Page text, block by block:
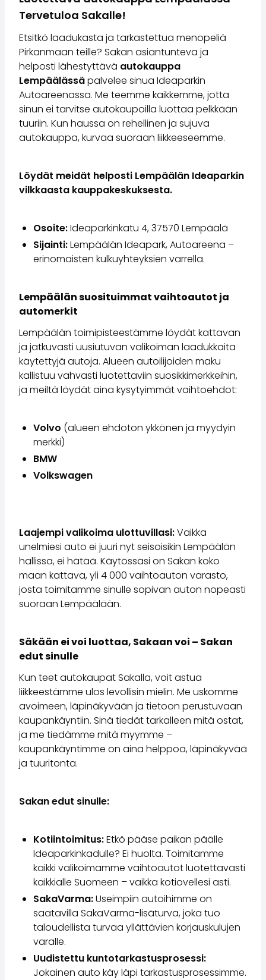
Farmariautot
Vetoautot
Pakettiautot
Hyötyajoneuvot
Huutokauppa-autot
Edulliset autot
Saka Select
Automerkit
Audi
Mercedes-Benz
Tesla
Toyota
Volkswagen
Myy autosi
Myy autosi
Myy yrityksen auto
Artikkeleita auton myyntiin liittyen
Muista nämä kun myyt auton!
Miten säilytän autoni arvon?
Tuotteet ja palvelut
SakaKasko
Rahoitus
Kotiintoimitus
SakaVarma hyötyajoneuvoille
Auton ostaminen etänä
Saka Select
Uutiset ja kampanjat
Toimipisteet
Yritys
Saka Finland Oy
Yhteydenotto
Rekrytointi
Laskutustiedot
Medialle
Kokemuksia Sakasta
Reklamaatiot
Tervetuloa Sakalle!
Etsitkö laadukasta ja tarkastettua menopeliä
Pirkanmaan teille? Sakan asiantunteva ja
helposti lähestyttävä autokauppa
Lempäälässäpalvelee sinua Ideaparkin
Autoareenassa. Me teemme kaikkemme, jotta
sinun ei tarvitse autokaupoilla luottaa pelkkään
tuuriin. Kun haussa on rehellinen ja sujuva
autokauppa, kurvaa suoraan liikkeeseemme.
Löydät meidät helposti Lempäälän Ideaparkin
vilkkaasta kauppakeskuksesta.
Osoite:Ideaparkinkatu 4, 37570 Lempäälä
Sijainti:Lempäälän Ideapark, Autoareena –
erinomaisten kulkuyhteyksien varrella.
Lempäälän suosituimmat vaihtoautot ja
automerkit
Lempäälän toimipisteestämme löydät kattavan
ja jatkuvasti uusiutuvan valikoiman laadukkaita
käytettyjä autoja. Alueen autoilijoiden maku
kallistuu vahvasti luotettaviin suosikkimerkkeihin,
ja meiltä löydät aina kysytyimmät vaihtoehdot:
Volvo (alueen ehdoton ykkönen ja myydyin
merkki)
BMW
Volkswagen
Laajempi valikoima ulottuvillasi:Vaikka
unelmiesi auto ei juuri nyt seisoisikin Lempäälän
hallissa, ei hätää. Käytössäsi on Sakan koko
maan kattava, yli 4 000 vaihtoauton varasto,
josta toimitamme sinulle sopivan auton nopeasti
suoraan Lempäälään.
Säkään ei voi luottaa, Sakaan voi – Sakan
edut sinulle
Kun teet autokaupat Sakalla, voit astua
liikkeestämme ulos levollisin mielin. Me uskomme
avoimeen, läpinäkyvään ja tietoon perustuvaan
kaupankäyntiin. Sinä tiedät tarkalleen mitä ostat,
ja me tiedämme mitä myymme –
kaupankäyntimme on aina helppoa, läpinäkyvää
ja tuuritonta.
Sakan edut sinulle:
Kotiintoimitus:Etkö pääse paikan päälle
Ideaparkinkadulle? Ei huolta. Toimitamme
kaikki valikoimamme vaihtoautot luotettavasti
kaikkialle Suomeen – vaikka kotiovellesi asti.
SakaVarma:Useimpiin autoihimme on
saatavilla SakaVarma-lisäturva, joka tuo
taloudellista turvaa yllättävien korjauskulujen
varalle.
Uudistettu kuntotarkastusprosessi:
Jokainen auto käy läpi tarkastusprosessimme.